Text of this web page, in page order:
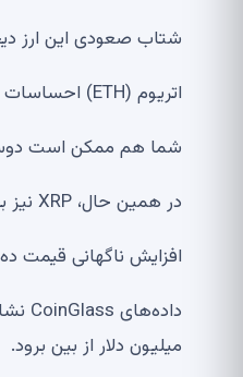
شتاب صعودی این ارز
اتریوم (ETH) احساسات صعودی را منعکس کرد و سطح 2130 دلار را پس گرفت و 3.7 درصد رشد کرد.
شما هم ممکن است
در همین حال، XRP نیز بخشی از رالی را تصاحب کرد و با 2.2 درصد افزایش در 1.34 دلار معامله شد.
افزایش ناگهانی قیمت
میلیون دلار از بین برود.